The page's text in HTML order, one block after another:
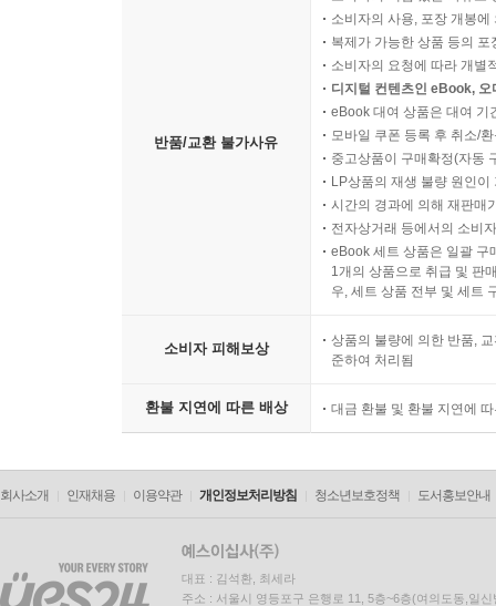
반품/교환 불가사유
소비자의 사용, 포장 개봉
복제가 가능한 상품 등의
소비자의 요청에 따라 개별
디지털 컨텐츠인 eBook,
eBook 대여 상품은 대여 기
모바일 쿠폰 등록 후 취소/
중고상품이 구매확정(자동
LP상품의 재생 불량 원인
시간의 경과에 의해 재판매
전자상거래 등에서의 소비
eBook 세트 상품은 일괄 구
1개의 상품으로 취급 및 판
우, 세트 상품 전부 및 세트
소비자 피해보상
상품의 불량에 의한 반품,
준하여 처리됨
환불 지연에 따른 배상 대금 환불 및 환불 지연에
회사소개 인재채용 이용약관 개인정보처리방침 청소년보호정책 도서홍보안내
대표 : 김석환, 최세라
주소 : 서울시 영등포구 은행로 11, 5층~6층(여의도동,일신